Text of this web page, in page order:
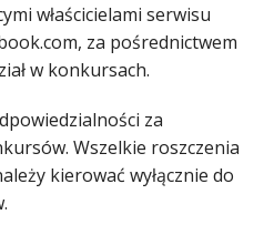
właścicielami serwisu
za pośrednictwem
w konkursach.
za
Wszelkie roszczenia
kierować wyłącznie do